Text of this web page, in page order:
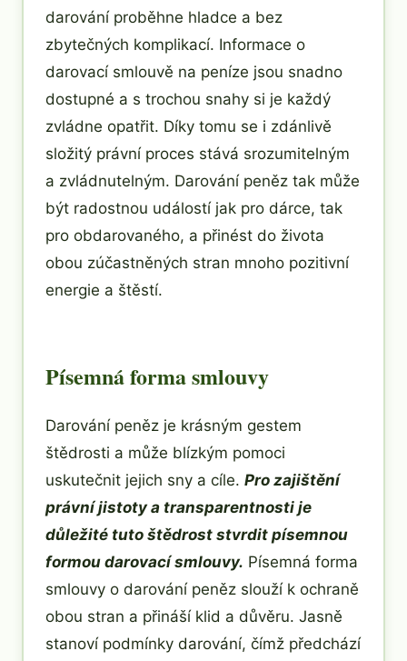
darování proběhne hladce a bez
zbytečných komplikací. Informace o
darovací smlouvě na peníze jsou snadno
dostupné a s trochou snahy si je každý
zvládne opatřit. Díky tomu se i zdánlivě
složitý právní proces stává srozumitelným
a zvládnutelným. Darování peněz tak může
být radostnou událostí jak pro dárce, tak
pro obdarovaného, a přinést do života
obou zúčastněných stran mnoho pozitivní
energie a štěstí.
Písemná forma smlouvy
Darování peněz je krásným gestem
štědrosti a může blízkým pomoci
uskutečnit jejich sny a cíle. Pro zajištění
právní jistoty a transparentnosti je
důležité tuto štědrost stvrdit písemnou
formou darovací smlouvy. Písemná forma
smlouvy o darování peněz slouží k ochraně
obou stran a přináší klid a důvěru. Jasně
stanoví podmínky darování, čímž předchází